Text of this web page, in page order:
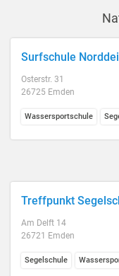
Surfschule
Osterstr. 31
26725 Emden
Wassersportschule
Treffpunkt
Am Delft 14
26721 Emden
Segelschule